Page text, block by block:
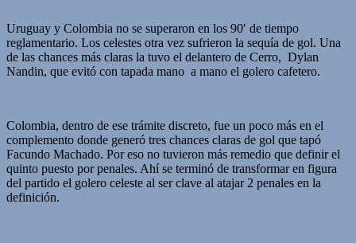
Uruguay y Colombia no se superaron en los 90′ de tiempo
reglamentario. Los celestes otra vez sufrieron la sequía de gol. Una
de las chances más claras la tuvo el delantero de Cerro, Dylan
Nandin, que evitó con tapada mano a mano el golero cafetero.
Colombia, dentro de ese trámite discreto, fue un poco más en el
complemento donde generó tres chances claras de gol que tapó
Facundo Machado. Por eso no tuvieron más remedio que definir el
quinto puesto por penales. Ahí se terminó de transformar en figura
del partido el golero celeste al ser clave al atajar 2 penales en la
definición.